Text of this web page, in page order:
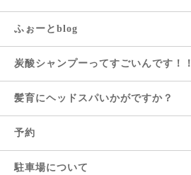
ふぉーとblog
炭酸シャンプーってすごいんです！！
髪育にヘッドスパいかがですか？
予約
駐車場について